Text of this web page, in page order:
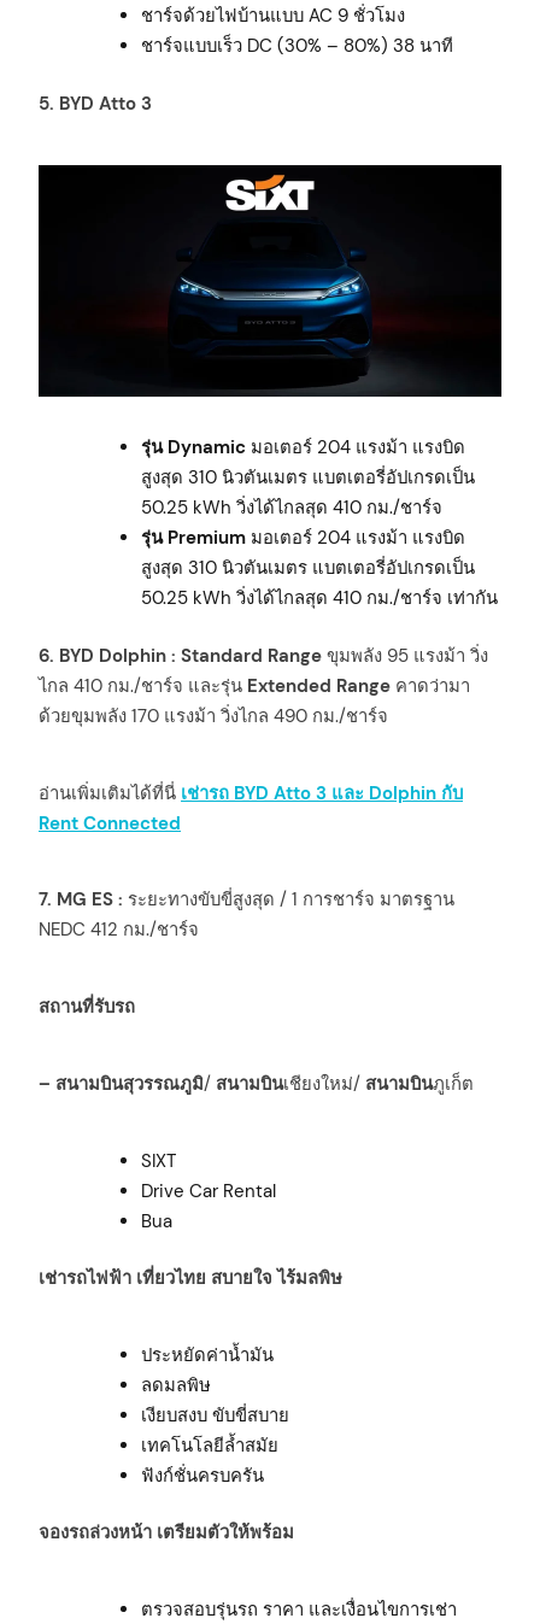
ชาร์จด้วยไฟบ้านแบบ AC 9 ชั่วโมง
ชาร์จแบบเร็ว DC (30% – 80%) 38 นาที
5. BYD Atto 3
รุ่น Dynamic มอเตอร์ 204 แรงม้า แรงบิด
สูงสุด 310 นิวตันเมตร แบตเตอรี่อัปเกรดเป็น
50.25 kWh วิ่งได้ไกลสุด 410 กม./ชาร์จ
รุ่น Premium มอเตอร์ 204 แรงม้า แรงบิด
สูงสุด 310 นิวตันเมตร แบตเตอรี่อัปเกรดเป็น
50.25 kWh วิ่งได้ไกลสุด 410 กม./ชาร์จ เท่ากัน
6. BYD Dolphin : Standard Range ขุมพลัง 95 แรงม้า วิ่ง
ไกล 410 กม./ชาร์จ และรุ่น Extended Range คาดว่ามา
ด้วยขุมพลัง 170 แรงม้า วิ่งไกล 490 กม./ชาร์จ
อ่านเพิ่มเติมได้ที่นี่ เช่ารถ BYD Atto 3 และ Dolphin กับ
Rent Connected
7. MG ES : ระยะทางขับขี่สูงสุด / 1 การชาร์จ มาตรฐาน
NEDC 412 กม./ชาร์จ
สถานที่รับรถ
– สนามบินสุวรรณภูมิ/ สนามบินเชียงใหม่/ สนามบินภูเก็ต
SIXT
Drive Car Rental
Bua
เช่ารถไฟฟ้า เที่ยวไทย สบายใจ ไร้มลพิษ
ประหยัดค่าน้ำมัน
ลดมลพิษ
เงียบสงบ ขับขี่สบาย
เทคโนโลยีล้ำสมัย
ฟังก์ชั่นครบครัน
จองรถล่วงหน้า เตรียมตัวให้พร้อม
ตรวจสอบรุ่นรถ ราคา และเงื่อนไขการเช่า